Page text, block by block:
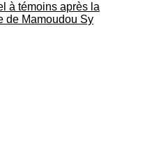
à témoins après la
de Mamoudou Sy